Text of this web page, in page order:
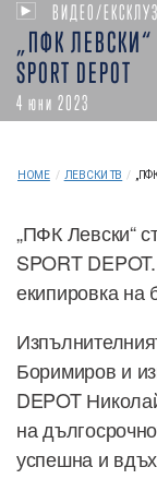
ВИДЕО/
„ПФК ЛЕВСКИ“
SPORT DEPOT
4 юни 2023
HOME / ЛЕВСКИ ТВ /
„ПФК Левски“
SPORT
екипировка на
Боримиров и
DEPOT
на
успешна и